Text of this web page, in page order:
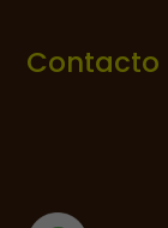
Contacto